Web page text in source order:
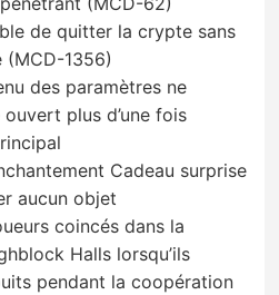
de quitter la crypte sans
(MCD-1356)
des paramètres ne
plus d’une fois
Cadeau surprise
aucun objet
coincés dans la
Halls lorsqu’ils
pendant la coopération